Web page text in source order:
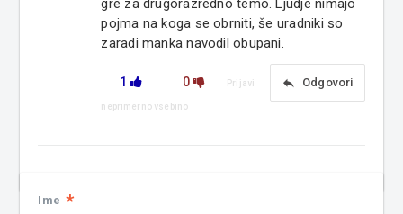
gre za drugorazredno temo. Ljudje nimajo
pojma na koga se obrniti, še uradniki so
zaradi manka navodil obupani.
1 0 reply Odgovori
Prijavi
neprimerno vsebino
Ime *